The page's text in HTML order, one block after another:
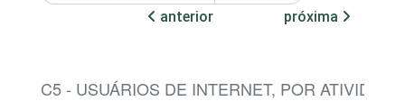
anterior
próxima
C5 - USUÁRIOS DE INTERNET, POR